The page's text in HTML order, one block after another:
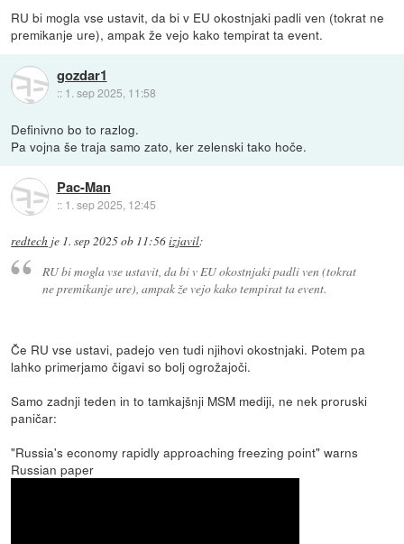
RU bi mogla vse ustavit, da bi v EU okostnjaki padli ven (tokrat ne
premikanje ure), ampak že vejo kako tempirat ta event.
gozdar1
:: 1. sep 2025, 11:58
Definivno bo to razlog.
Pa vojna še traja samo zato, ker zelenski tako hoče.
Pac-Man
:: 1. sep 2025, 12:45
redtech je 1. sep 2025 ob 11:56izjavil:
RU bi mogla vse ustavit, da bi v EU okostnjaki padli ven (tokrat
ne premikanje ure), ampak že vejo kako tempirat ta event.
Če RU vse ustavi, padejo ven tudi njihovi okostnjaki. Potem pa
lahko primerjamo čigavi so bolj ogrožajoči.
Samo zadnji teden in to tamkajšnji MSM mediji, ne nek proruski
paničar:
"Russia's economy rapidly approaching freezing point" warns
Russian paper